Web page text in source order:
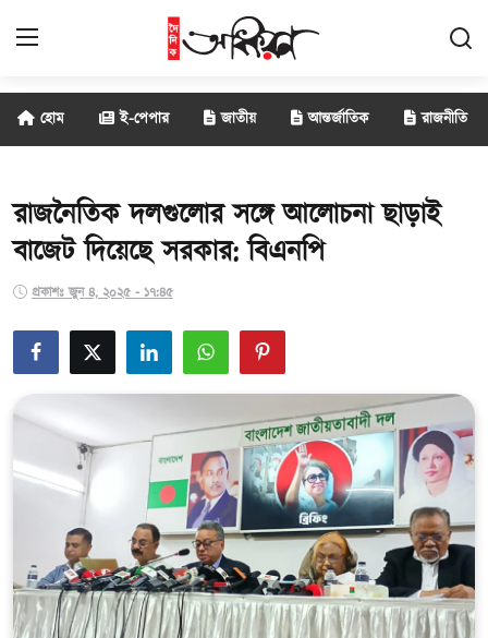
জাতীয়
আন্তর্জাতিক
রাজনীতি
সাক্ষাৎকার
বিনোদন
সারাদেশ
খেলাধুলা
সম্পাদকীয়
হোম ই-পেপার জাতীয় আন্তর্জাতিক রাজনীতি
রাজনৈতিক দলগুলোর সঙ্গে আলোচনা ছাড়াই
বাজেট দিয়েছে সরকার: বিএনপি
প্রকাশঃ জুন ৪, ২০২৫ - ১৭:৪৫